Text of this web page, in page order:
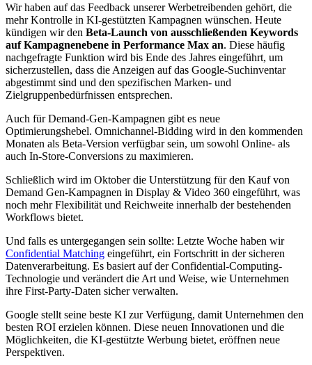
Wir haben auf das Feedback unserer Werbetreibenden gehört, die
mehr Kontrolle in KI-gestützten Kampagnen wünschen. Heute
kündigen wir den Beta-Launch von ausschließenden Keywords
auf Kampagnenebene in Performance Max an. Diese häufig
nachgefragte Funktion wird bis Ende des Jahres eingeführt, um
sicherzustellen, dass die Anzeigen auf das Google-Suchinventar
abgestimmt sind und den spezifischen Marken- und
Zielgruppenbedürfnissen entsprechen.
Auch für Demand-Gen-Kampagnen gibt es neue
Optimierungshebel. Omnichannel-Bidding wird in den kommenden
Monaten als Beta-Version verfügbar sein, um sowohl Online- als
auch In-Store-Conversions zu maximieren.
Schließlich wird im Oktober die Unterstützung für den Kauf von
Demand Gen-Kampagnen in Display & Video 360 eingeführt, was
noch mehr Flexibilität und Reichweite innerhalb der bestehenden
Workflows bietet.
Und falls es untergegangen sein sollte: Letzte Woche haben wir
Confidential Matching eingeführt, ein Fortschritt in der sicheren
Datenverarbeitung. Es basiert auf der Confidential-Computing-
Technologie und verändert die Art und Weise, wie Unternehmen
ihre First-Party-Daten sicher verwalten.
Google stellt seine beste KI zur Verfügung, damit Unternehmen den
besten ROI erzielen können. Diese neuen Innovationen und die
Möglichkeiten, die KI-gestützte Werbung bietet, eröffnen neue
Perspektiven.